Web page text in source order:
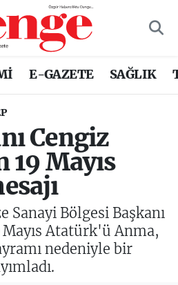
E-GAZETE SAĞLIK
Cengiz
Mayıs
Sanayi Bölgesi Başkanı
Atatürk'ü Anma,
nedeniyle bir
ve Fikstür